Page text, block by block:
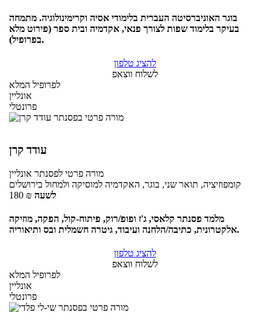
בוגר האוניברסיטה העברית בלימודי אסיה וקרימינולוגיה. מתמחה
בעיקר בלימוד שפות לצורך פנאי, אקדמיה ובית ספר (פירוט מלא
בפרופיל).
להציג טלפון
לשלוח ווצאפ
לפרופיל המלא
אונליין
פרונטלי
עודד קרן
מורה פרטי לפסנתר אונליין
קומפוזיציה, תואר שני, בוגר, האקדמיה למוסיקה ולמחול בירושלים
180 ₪ לשעה
מלמד פסנתר קלאסי, ג'ז ופופ/רוק, פיתוח-קול, הפקה, מוזיקה
אלקטרונית, כתיבה/הלחנה ועיבוד, גיטרה חשמלית ובס ותיאוריה.
להציג טלפון
לשלוח ווצאפ
לפרופיל המלא
אונליין
פרונטלי